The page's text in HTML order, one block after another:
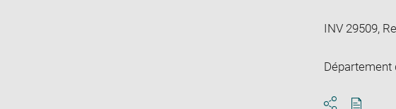
INV 29509,
Département